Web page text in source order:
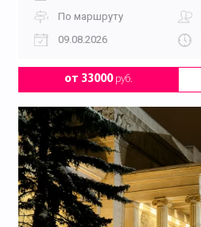
По маршруту
09.08.2026
от 33000руб.